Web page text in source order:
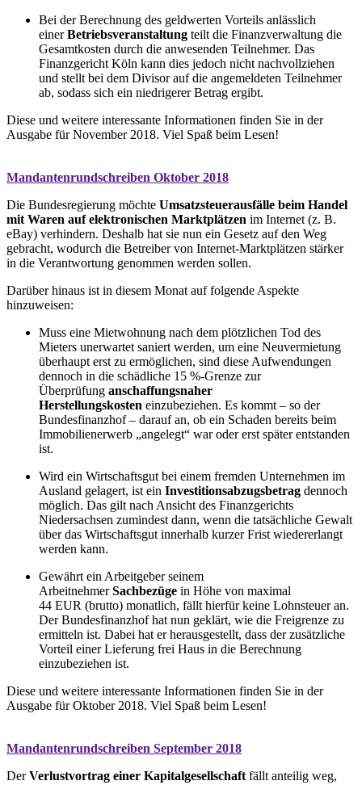
Bei der Berechnung des geldwerten Vorteils anlässlich
einerBetriebsveranstaltung teilt die Finanzverwaltung die
Gesamtkosten durch die anwesenden Teilnehmer. Das
Finanzgericht Köln kann dies jedoch nicht nachvollziehen
und stellt bei dem Divisor auf die angemeldeten Teilnehmer
ab, sodass sich ein niedrigerer Betrag ergibt.
Diese und weitere interessante Informationen finden Sie in der
Ausgabe für November 2018. Viel Spaß beim Lesen!
Mandantenrundschreiben Oktober 2018
Die Bundesregierung möchte Umsatzsteuerausfälle beim Handel
mit Waren auf elektronischen Marktplätzen im Internet (z. B.
eBay) verhindern. Deshalb hat sie nun ein Gesetz auf den Weg
gebracht, wodurch die Betreiber von Internet-Marktplätzen stärker
in die Verantwortung genommen werden sollen.
Darüber hinaus ist in diesem Monat auf folgende Aspekte
hinzuweisen:
Muss eine Mietwohnung nach dem plötzlichen Tod des
Mieters unerwartet saniert werden, um eine Neuvermietung
überhaupt erst zu ermöglichen, sind diese Aufwendungen
dennoch in die schädliche 15 %-Grenze zur
Überprüfung anschaffungsnaher
Herstellungskosten einzubeziehen. Es kommt – so der
Bundesfinanzhof – darauf an, ob ein Schaden bereits beim
Immobilienerwerb „angelegt“ war oder erst später entstanden
ist.
Wird ein Wirtschaftsgut bei einem fremden Unternehmen im
Ausland gelagert, ist ein Investitionsabzugsbetrag dennoch
möglich. Das gilt nach Ansicht des Finanzgerichts
Niedersachsen zumindest dann, wenn die tatsächliche Gewalt
über das Wirtschaftsgut innerhalb kurzer Frist wiedererlangt
werden kann.
Gewährt ein Arbeitgeber seinem
ArbeitnehmerSachbezüge in Höhe von maximal
44 EUR (brutto) monatlich, fällt hierfür keine Lohnsteuer an.
Der Bundesfinanzhof hat nun geklärt, wie die Freigrenze zu
ermitteln ist. Dabei hat er herausgestellt, dass der zusätzliche
Vorteil einer Lieferung frei Haus in die Berechnung
einzubeziehen ist.
Diese und weitere interessante Informationen finden Sie in der
Ausgabe für Oktober 2018. Viel Spaß beim Lesen!
Mandantenrundschreiben September 2018
DerVerlustvortrag einer Kapitalgesellschaft fällt anteilig weg,